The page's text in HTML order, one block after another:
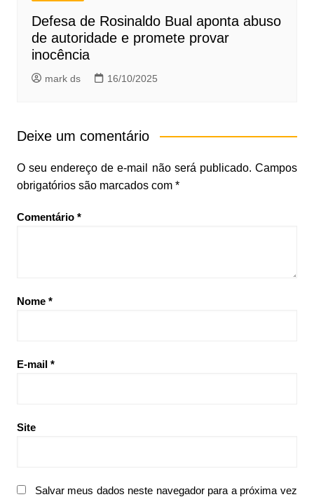
Defesa de Rosinaldo Bual aponta abuso
de autoridade e promete provar
inocência
mark ds 16/10/2025
Deixe um comentário
O seu endereço de e-mail não será publicado. Campos
obrigatórios são marcados com *
Comentário *
Nome *
E-mail *
Site
Salvar meus dados neste navegador para a próxima vez